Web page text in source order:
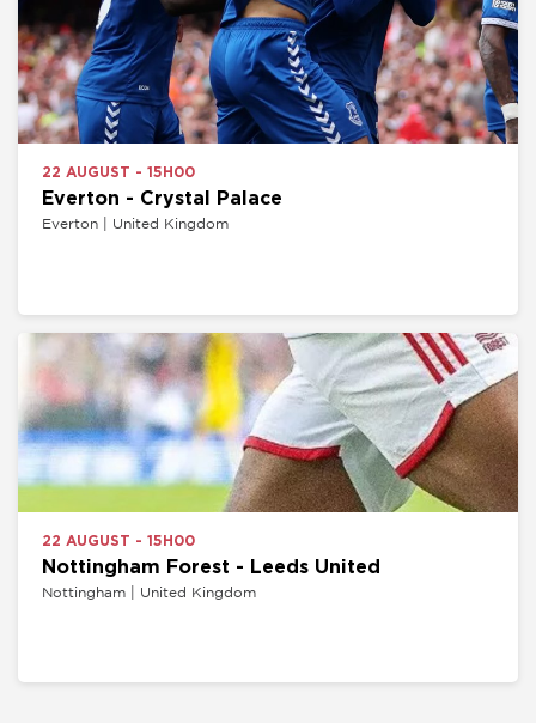
22 AUGUST - 15H00
Everton - Crystal Palace
Everton | United Kingdom
22 AUGUST - 15H00
Nottingham Forest - Leeds United
Nottingham | United Kingdom